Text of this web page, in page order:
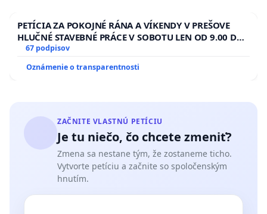
PETÍCIA ZA POKOJNÉ RÁNA A VÍKENDY V PREŠOVE
HLUČNÉ STAVEBNÉ PRÁCE V SOBOTU LEN OD 9.00 DO
13.00 HOD., CEZ PRACOVNÝ TÝŽDEŇ CIEĽ 8.00 – 18.00
HOD. A PRAVIDELNÁ KONTROLA STAVBY C-AREA NA
ĎUMBIERSKEJ/MAGU
67 podpisov
Oznámenie o transparentnosti
ZAČNITE VLASTNÚ PETÍCIU
Je tu niečo, čo chcete zmeniť?
Zmena sa nestane tým, že zostaneme ticho.
Vytvorte petíciu a začnite so spoločenským
hnutím.